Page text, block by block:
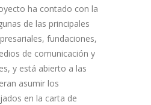
ha contado con la
de las principales
fundaciones,
de comunicación y
y está abierto a las
asumir los
en la carta de